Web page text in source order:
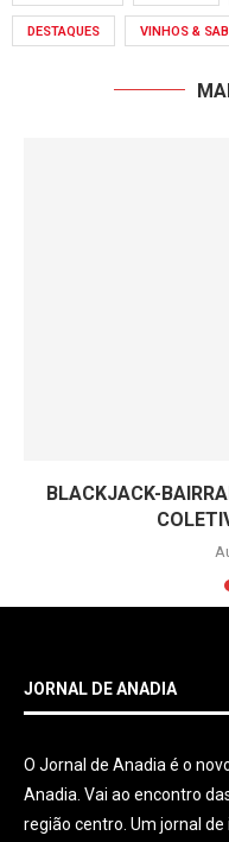
DESTAQUES VINHOS &
BLACKJACK-
JORNAL DE ANADIA
O Jornal de Anadia é o
Anadia. Vai ao encontro
região centro. Um jornal